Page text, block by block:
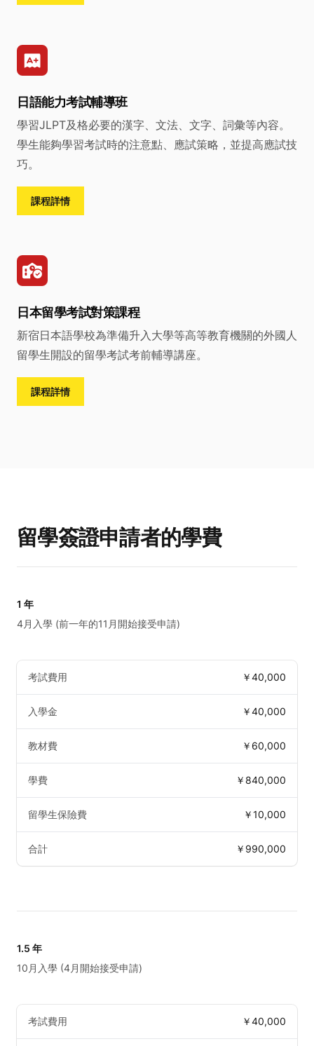
日語能力考試輔導班
學習JLPT及格必要的漢字、文法、文字、詞彙等內容。
學生能夠學習考試時的注意點、應試策略，並提高應試技
巧。
課程詳情
日本留學考試對策課程
新宿日本語學校為準備升入大學等高等教育機關的外國人
留學生開設的留學考試考前輔導講座。
課程詳情
留學簽證申請者的學費
1 年
4月入學 (前一年的11月開始接受申請)
考試費用 ￥40,000
入學金 ￥40,000
教材費 ￥60,000
學費 ￥840,000
留學生保險費 ￥10,000
合計 ￥990,000
1.5 年
10月入學 (4月開始接受申請)
考試費用 ￥40,000